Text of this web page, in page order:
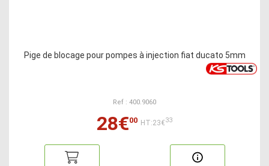
Pige de blocage pour pompes à injection fiat ducato 5mm
Ref : 400.9060
28€00 HT:23€33